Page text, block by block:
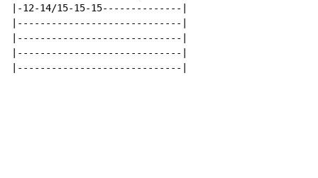
|-12-14/15-15-15--------------|
|-----------------------------|
|-----------------------------|
|-----------------------------|
|-----------------------------|